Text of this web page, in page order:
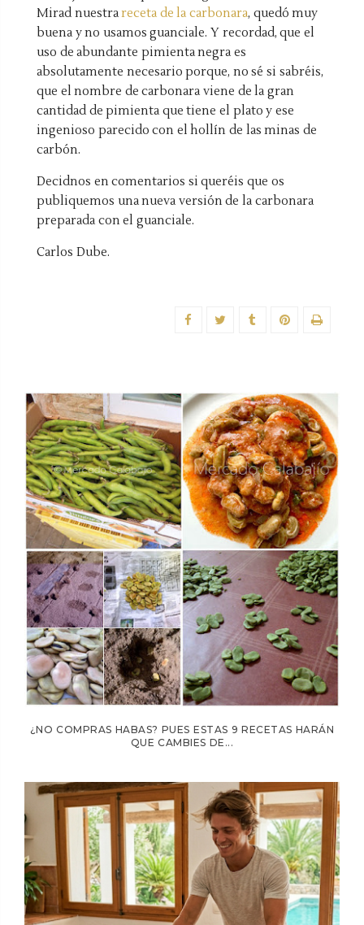
Mirad nuestrareceta de la carbonara, quedó muy
buena y no usamos guanciale. Y recordad, que el
uso de abundante pimienta negra es
absolutamente necesario porque, no sé si sabréis,
que el nombre de carbonara viene de la gran
cantidad de pimienta que tiene el plato y ese
ingenioso parecido con el hollín de las minas de
carbón.
Decidnos en comentarios si queréis que os
publiquemos una nueva versión de la carbonara
preparada con el guanciale.
Carlos Dube.
¿NO COMPRAS HABAS? PUES ESTAS 9 RECETAS HARÁN
QUE CAMBIES DE...